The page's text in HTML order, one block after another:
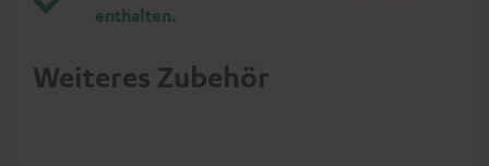
enthalten.
Weiteres Zubehör